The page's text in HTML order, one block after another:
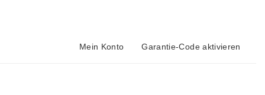
Mein Konto Garantie-Code aktivieren